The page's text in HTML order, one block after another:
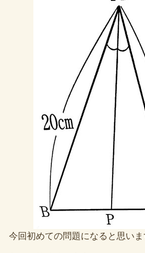
今回初めての問題になると思いま